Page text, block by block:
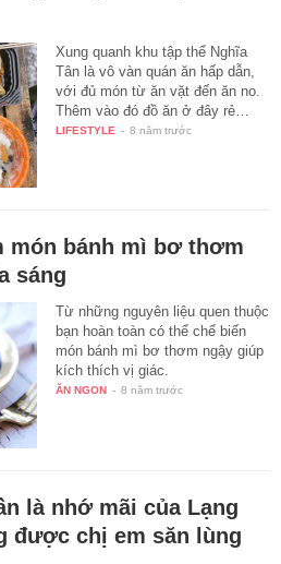
Xung quanh khu tập thể Nghĩa
Tân là vô vàn quán ăn hấp dẫn,
với đủ món từ ăn vặt đến ăn no.
Thêm vào đó đồ ăn ở đây rẻ…
LIFESTYLE - 8 năm trước
món bánh mì bơ thơm
sáng
Từ những nguyên liệu quen thuộc
bạn hoàn toàn có thể chế biến
món bánh mì bơ thơm ngậy giúp
kích thích vị giác.
ĂN NGON - 8 năm trước
là nhớ mãi của Lạng
được chị em săn lùng